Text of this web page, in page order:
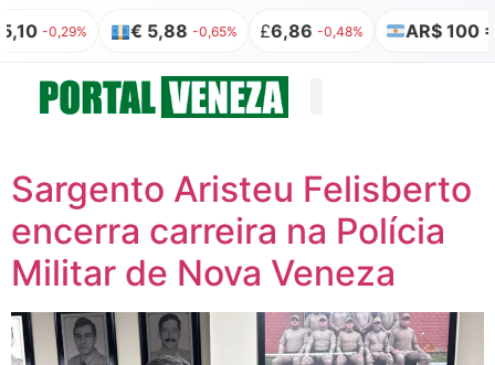
-0,29% € 5,88 -0,65% 6,86 -0,48% AR$ 100 =
Sargento Aristeu Felisberto
encerra carreira na Polícia
Militar de Nova Veneza